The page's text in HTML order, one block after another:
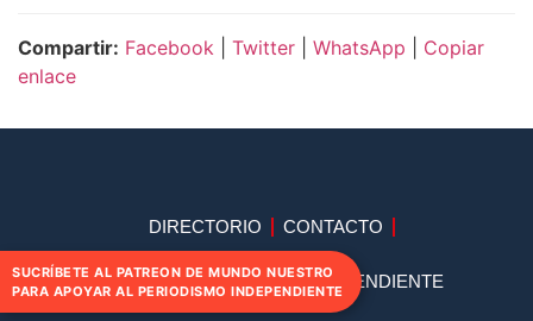
Compartir: Facebook Twitter WhatsApp
Copiar
enlace
DIRECTORIO CONTACTO
APOYA AL PERIODISMO INDEPENDIENTE
SUCRÍBETE AL PATREON DE MUNDO NUESTRO
PARA APOYAR AL PERIODISMO INDEPENDIENTE